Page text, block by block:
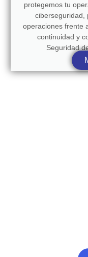
protegemos tu
ciberseguridad,
operaciones frente
continuidad y
Seguridad